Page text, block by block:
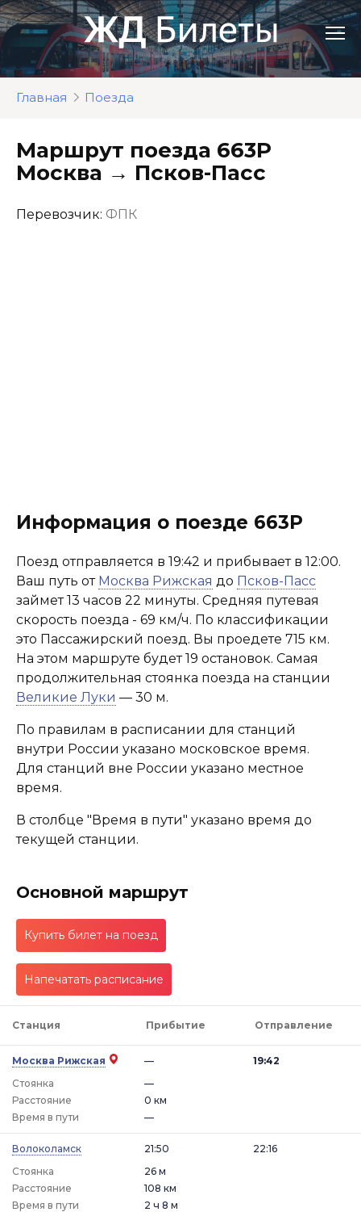
Перейти
к
контенту
Главная Поезда
Маршрут поезда 663Р
Москва → Псков-Пасс
Перевозчик: ФПК
Информация о поезде 663Р
Поезд отправляется в 19:42 и прибывает в 12:00.
Ваш путь от Москва Рижская до Псков-Пасс
займет 13 часов 22 минуты. Средняя путевая
скорость поезда - 69 км/ч. По классификации
это Пассажирский поезд. Вы проедете 715 км.
На этом маршруте будет 19 остановок. Самая
продолжительная стоянка поезда на станции
Великие Луки — 30 м.
По правилам в расписании для станций
внутри России указано московское время.
Для станций вне России указано местное
время.
В столбце "Время в пути" указано время до
текущей станции.
Основной маршрут
Купить билет на поезд
Напечатать расписание
Станция Прибытие Отправление
Москва Рижская
—
Стоянка
—
19:42
Расстояние
0 км
Время в пути
—
Волоколамск
21:50
Стоянка
26 м
22:16
Расстояние
108 км
Время в пути
2 ч 8 м